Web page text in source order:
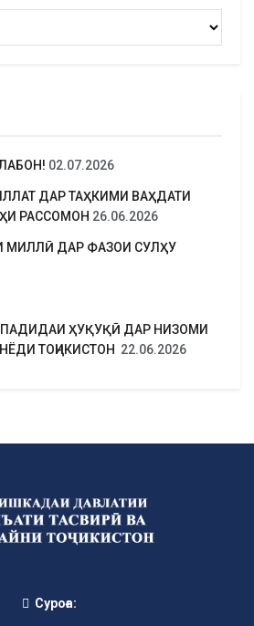
02.07.2026
ДАР ТАҲКИМИ ВАҲДАТИ
РАССОМОН 26.06.2026
МИЛЛӢ ДАР ФАЗОИ СУЛҲУ
ҲУҚУҚӢ ДАР НИЗОМИ
ТОҶИКИСТОН 22.06.2026
Суроға: